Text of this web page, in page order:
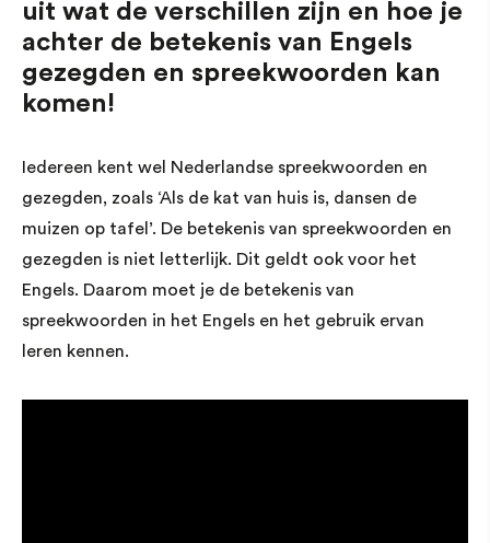
uit wat de verschillen zijn en hoe je
achter de betekenis van Engels
gezegden en spreekwoorden kan
komen!
Iedereen kent wel Nederlandse spreekwoorden en
gezegden, zoals ‘Als de kat van huis is, dansen de
muizen op tafel’. De betekenis van spreekwoorden en
gezegden is niet letterlijk. Dit geldt ook voor het
Engels. Daarom moet je de betekenis van
spreekwoorden in het Engels en het gebruik ervan
leren kennen.